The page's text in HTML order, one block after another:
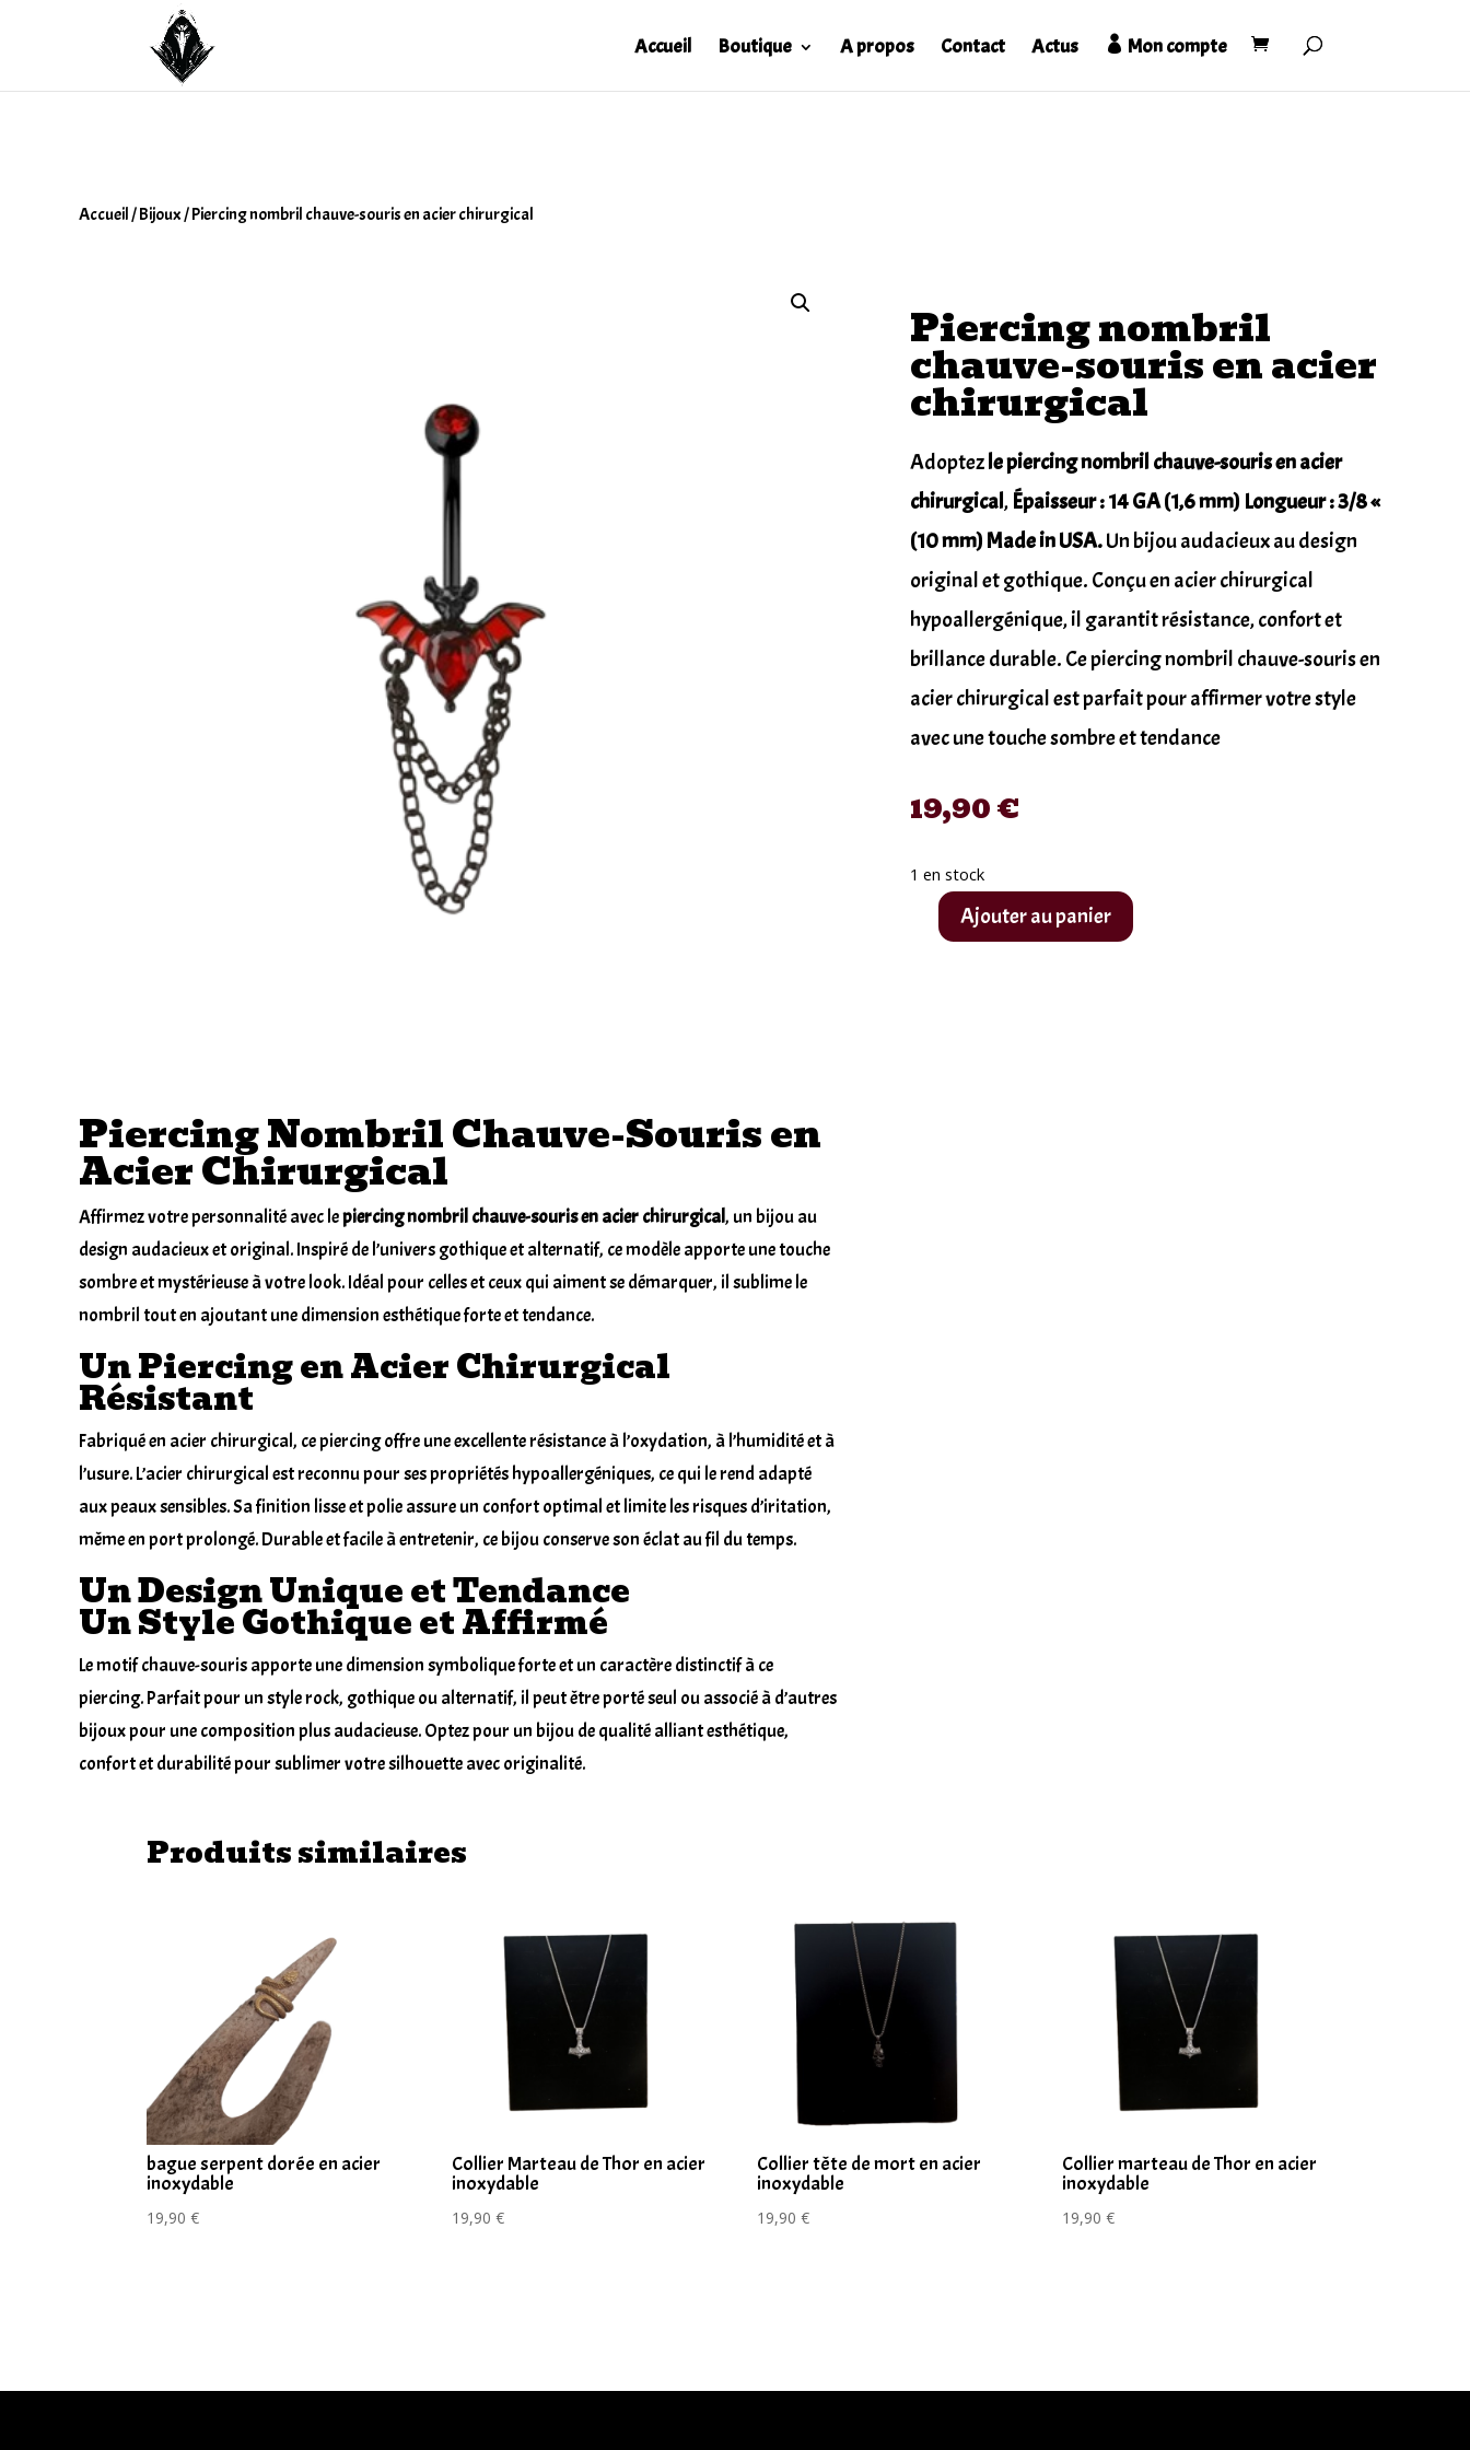
Accueil Boutique A propos Contact Actus Mon compte
Accueil/Bijoux/ Piercing nombril chauve-souris en acier chirurgical
Piercing Nombril Chauve-Souris en
Acier Chirurgical
Affirmez votre personnalité avec lepiercing nombril chauve-souris en acier chirurgical, un bijouau
design audacieux et original. Inspiré de l’univers gothique et alternatif, ce modèle apporte une touche
sombre et mystérieuse à votre look. Idéal pour celles et ceux qui aiment se démarquer, il sublime le
nombril tout en ajoutant une dimension esthétique forte et tendance.
Un Piercing en Acier Chirurgical
Résistant
Fabriqué en acier chirurgical, ce piercing offre une excellente résistance à l’oxydation, à l’humidité et à
l’usure. L’acier chirurgical est reconnu pour ses propriétés hypoallergéniques, ce qui le rend adapté
aux peaux sensibles. Sa finition lisse et polie assure un confort optimal et limite les risques d’iritation,
même en port prolongé. Durable et facile à entretenir, ce bijou conserve son éclat au fil du temps.
Un Design Unique et Tendance
Un Style Gothique et Affirmé
Le motif chauve-souris apporte une dimension symbolique forte et un caractère distinctif à ce
piercing. Parfait pour un style rock, gothique ou alternatif, il peut être porté seul ou associé à d’autres
bijoux pour une composition plus audacieuse. Optez pour un bijou de qualité alliant esthétique,
confort et durabilité pour sublimer votre silhouette avec originalité.
Piercing nombril
chauve-souris en acier
chirurgical
Adoptezle piercing nombril chauve-souris en acier
chirurgical, Épaisseur : 14 GA (1,6 mm) Longueur : 3/8 «
(10 mm) Made in USA.Un bijou audacieux au design
original et gothique. Conçu en acier chirurgical
hypoallergénique, il garantit résistance, confort et
brillance durable. Ce piercing nombril chauve-souris en
acier chirurgical est parfait pour affirmer votre style
avec une touche sombre et tendance
19,90€
1 en stock
quantitéAjouter au panier
Produits similaires
bague serpent dorée en acier
inoxydable
19,90€
Collier Marteau de Thor en acier
inoxydable
19,90€
Collier tête de mort en acier
inoxydable
19,90€
Collier marteau de Thor en acier
inoxydable
19,90€